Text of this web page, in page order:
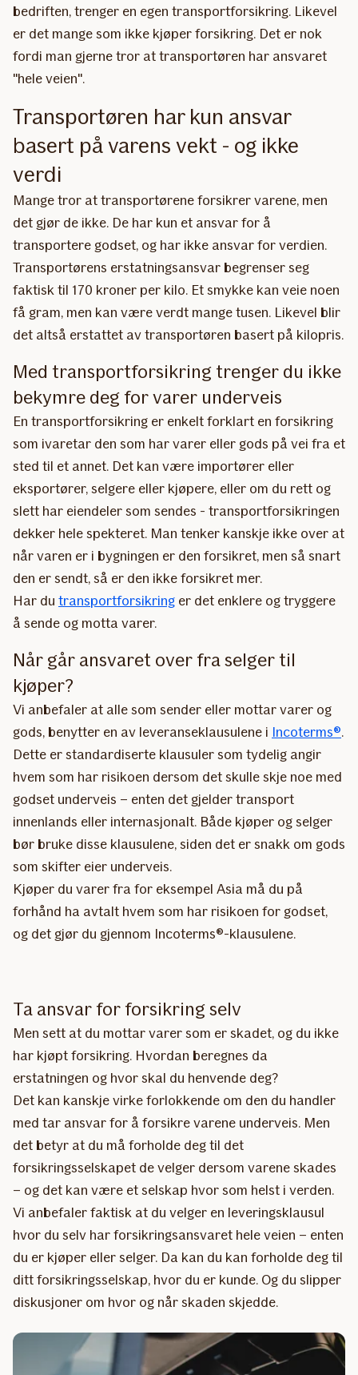
bedriften, trenger en egen transportforsikring. Likevel
er det mange som ikke kjøper forsikring. Det er nok
fordi man gjerne tror at transportøren har ansvaret
"hele veien".
Transportøren har kun ansvar
basert på varens vekt - og ikke
verdi
Mange tror at transportørene forsikrer varene, men
det gjør de ikke. De har kun et ansvar for å
transportere godset, og har ikke ansvar for verdien.
Transportørens erstatningsansvar begrenser seg
faktisk til 170 kroner per kilo. Et smykke kan veie noen
få gram, men kan være verdt mange tusen. Likevel blir
det altså erstattet av transportøren basert på kilopris.
Med transportforsikring trenger du ikke
bekymre deg for varer underveis
En transportforsikring er enkelt forklart en forsikring
som ivaretar den som har varer eller gods på vei fra et
sted til et annet. Det kan være importører eller
eksportører, selgere eller kjøpere, eller om du rett og
slett har eiendeler som sendes - transportforsikringen
dekker hele spekteret. Man tenker kanskje ikke over at
når varen er i bygningen er den forsikret, men så snart
den er sendt, så er den ikke forsikret mer.
Har du transportforsikring er det enklere og tryggere
å sende og motta varer.
Når går ansvaret over fra selger til
kjøper?
Vi anbefaler at alle som sender eller mottar varer og
gods, benytter en av leveranseklausulene i Incoterms®.
Dette er standardiserte klausuler som tydelig angir
hvem som har risikoen dersom det skulle skje noe med
godset underveis – enten det gjelder transport
innenlands eller internasjonalt. Både kjøper og selger
bør bruke disse klausulene, siden det er snakk om gods
som skifter eier underveis.
Kjøper du varer fra for eksempel Asia må du på
forhånd ha avtalt hvem som har risikoen for godset,
og det gjør du gjennom Incoterms®-klausulene.
Ta ansvar for forsikring selv
Men sett at du mottar varer som er skadet, og du ikke
har kjøpt forsikring. Hvordan beregnes da
erstatningen og hvor skal du henvende deg?
Det kan kanskje virke forlokkende om den du handler
med tar ansvar for å forsikre varene underveis. Men
det betyr at du må forholde deg til det
forsikringsselskapet de velger dersom varene skades
– og det kan være et selskap hvor som helst i verden.
Vi anbefaler faktisk at du velger en leveringsklausul
hvor du selv har forsikringsansvaret hele veien – enten
du er kjøper eller selger. Da kan du kan forholde deg til
ditt forsikringsselskap, hvor du er kunde. Og du slipper
diskusjoner om hvor og når skaden skjedde.